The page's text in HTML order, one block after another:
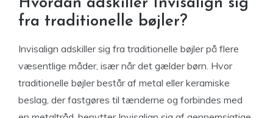
fra traditionelle bøjler?
Invisalign adskiller sig fra traditionelle bøjler på flere
væsentlige måder, især når det gælder børn. Hvor
traditionelle bøjler består af metal eller keramiske
beslag, der fastgøres til tænderne og forbindes med